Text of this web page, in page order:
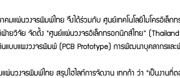
คมแผ่นวงจรพิมพ์ไทย จึงได้ร่วมกับ ศูนย์เทคโนโลยีไมโครอิเ
วิจัย จัดตั้ง "ศูนย์แผ่นวงจรอิเล็กทรอกนิกส์ไทย” (Thailand
บบแผงวงจรพิมพ์ (PCB Prototype) การพัฒนาบุคลากรและ
พิมพ์ไทย สรุปไฮไลท์การจัดงาน เทกก้า ว่า "เป็นงานที่ตอบ